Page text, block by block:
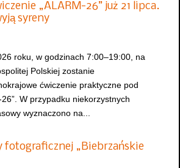
„ALARM-26” już 21 lipca.
syreny
roku, w godzinach 7:00–19:00, na
Polskiej zostanie
ćwiczenie praktyczne pod
W przypadku niekorzystnych
wyznaczono na...
fotograficznej „Biebrzańskie